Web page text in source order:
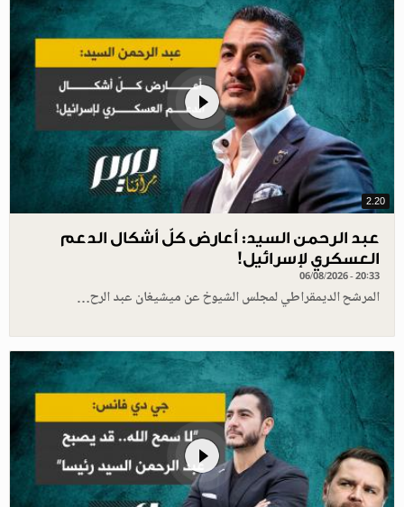
2.20
عبد الرحمن السيد: أعارض كلّ أشكال الدعم
العسكري لإسرائيل!
06/08/2026 - 20:33
المرشح الديمقراطي لمجلس الشيوخ عن ميشيغان عبد الرح…